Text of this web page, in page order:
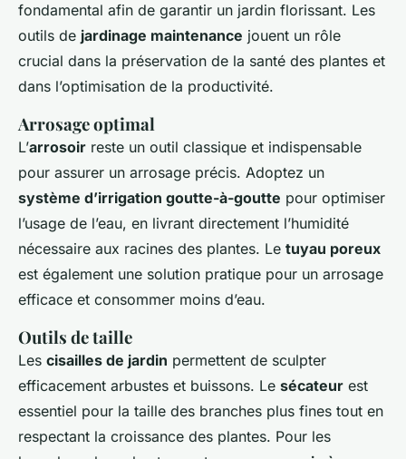
fondamental afin de garantir un jardin florissant. Les
outils de jardinage maintenance jouent un rôle
crucial dans la préservation de la santé des plantes et
dans l’optimisation de la productivité.
Arrosage optimal
L’arrosoir reste un outil classique et indispensable
pour assurer un arrosage précis. Adoptez un
système d’irrigation goutte-à-goutte pour optimiser
l’usage de l’eau, en livrant directement l’humidité
nécessaire aux racines des plantes. Le tuyau poreux
est également une solution pratique pour un arrosage
efficace et consommer moins d’eau.
Outils de taille
Les cisailles de jardin permettent de sculpter
efficacement arbustes et buissons. Le sécateur est
essentiel pour la taille des branches plus fines tout en
respectant la croissance des plantes. Pour les